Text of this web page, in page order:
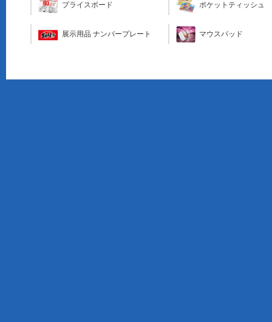
プライスボード
展示用品 ナンバープレート
ポケットティッシュ
マウスパッド